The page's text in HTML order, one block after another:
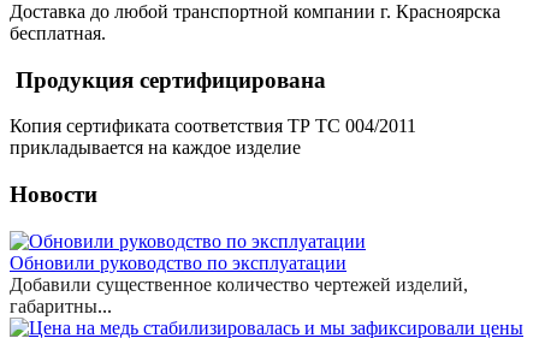
Доставка до любой транспортной компании г. Красноярска
бесплатная.
Продукция сертифицирована
Копия сертификата соответствия ТР ТС 004/2011
прикладывается на каждое изделие
Новости
Обновили руководство по эксплуатации
Добавили существенное количество чертежей изделий,
габаритны...